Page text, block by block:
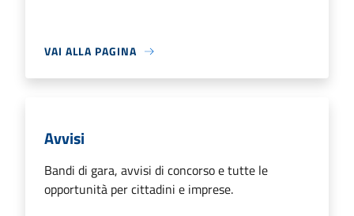
VAI ALLA PAGINA
Avvisi
Bandi di gara, avvisi di concorso e tutte le
opportunità per cittadini e imprese.